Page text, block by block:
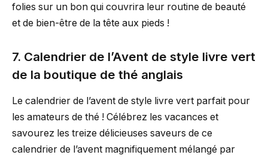
folies sur un bon qui couvrira leur routine de beauté
et de bien-être de la tête aux pieds !
7. Calendrier de l’Avent de style livre vert
de la boutique de thé anglais
Le calendrier de l’avent de style livre vert parfait pour
les amateurs de thé ! Célébrez les vacances et
savourez les treize délicieuses saveurs de ce
calendrier de l’avent magnifiquement mélangé par